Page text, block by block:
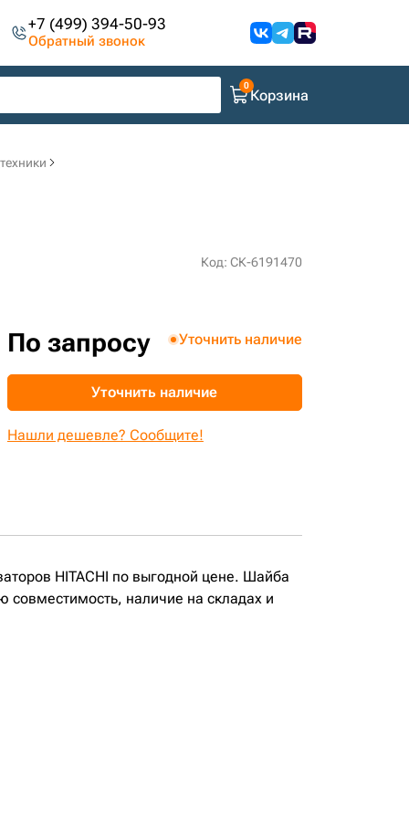
+7 (499) 394-50-93
Обратный звонок
Корзина
Код: СК-6191470
По запросу Уточнить наличие
Уточнить наличие
Нашли дешевле? Сообщите!
HITACHI по выгодной цене. Шайба
наличие на складах и